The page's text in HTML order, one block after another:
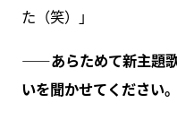
た（笑）」
――あらためて新主題
いを聞かせてください。